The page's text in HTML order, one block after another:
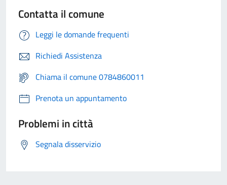
Contatta il comune
Leggi le domande frequenti
Richiedi Assistenza
Chiama il comune 0784860011
Prenota un appuntamento
Problemi in città
Segnala disservizio